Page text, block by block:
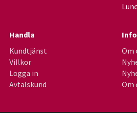
Handla
Kundtjänst
Villkor
Logga in
Avtalskund
Om
Om